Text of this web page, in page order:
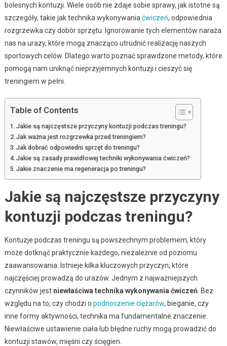
bolesnych kontuzji. Wiele osób nie zdaje sobie sprawy, jak istotne są
szczegóły, takie jak technika wykonywania ćwiczeń, odpowiednia
rozgrzewka czy dobór sprzętu. Ignorowanie tych elementów naraża
nas na urazy, które mogą znacząco utrudnić realizację naszych
sportowych celów. Dlatego warto poznać sprawdzone metody, które
pomogą nam uniknąć nieprzyjemnych kontuzji i cieszyć się
treningiem w pełni.
Table of Contents
Jakie są najczęstsze przyczyny kontuzji podczas treningu?
Jak ważna jest rozgrzewka przed treningiem?
Jak dobrać odpowiedni sprzęt do treningu?
Jakie są zasady prawidłowej techniki wykonywania ćwiczeń?
Jakie znaczenie ma regeneracja po treningu?
Jakie są najczęstsze przyczyny
kontuzji podczas treningu?
Kontuzje podczas treningu są powszechnym problemem, który
może dotknąć praktycznie każdego, niezależnie od poziomu
zaawansowania. Istnieje kilka kluczowych przyczyn, które
najczęściej prowadzą do urazów. Jednym z najważniejszych
czynników jest niewłaściwa technika wykonywania ćwiczeń . Bez
względu na to, czy chodzi o podnoszenie ciężarów, bieganie, czy
inne formy aktywności, technika ma fundamentalne znaczenie.
Niewłaściwe ustawienie ciała lub błędne ruchy mogą prowadzić do
kontuzji stawów, mięśni czy ścięgien.